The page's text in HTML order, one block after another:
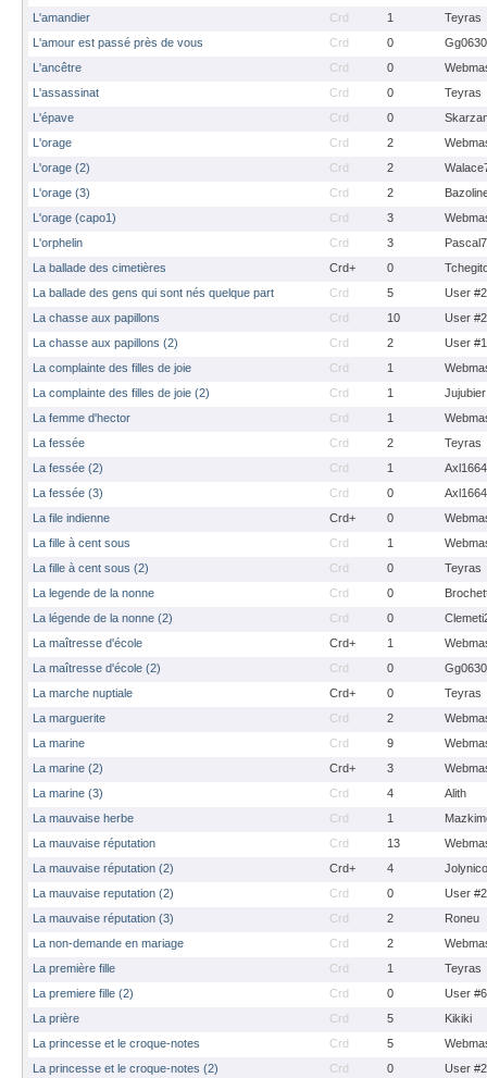
L'amandier
Crd 1
Teyras
L'amour est passé près de vous
Crd 0
L'ancêtre
Crd 0
L'assassinat
Crd 0
Teyras
L'épave
Crd 0
L'orage
Crd 2
L'orage (2)
Crd 2
L'orage (3)
Crd 2
L'orage (capo1)
Crd 3
L'orphelin
Crd 3
La ballade des cimetières
Crd+ 0
La ballade des gens qui sont nés quelque part
Crd 5
User
La chasse aux papillons
Crd 10
User
La chasse aux papillons (2)
Crd 2
User
La complainte des filles de joie
Crd 1
La complainte des filles de joie (2)
Crd 1
Jujubier
La femme d'hector
Crd 1
La fessée
Crd 2
Teyras
La fessée (2)
Crd 1
Axl1664
La fessée (3)
Crd 0
Axl1664
La file indienne
Crd+ 0
La fille à cent sous
Crd 1
La fille à cent sous (2)
Crd 0
Teyras
La legende de la nonne
Crd 0
La légende de la nonne (2)
Crd 0
La maîtresse d'école
Crd+ 1
La maîtresse d'école (2)
Crd 0
La marche nuptiale
Crd+ 0
Teyras
La marguerite
Crd 2
La marine
Crd 9
La marine (2)
Crd+ 3
La marine (3)
Crd 4
Alith
La mauvaise herbe
Crd 1
La mauvaise réputation
Crd 13
La mauvaise réputation (2)
Crd+ 4
Jolynico
La mauvaise reputation (2)
Crd 0
User
La mauvaise réputation (3)
Crd 2
Roneu
La non-demande en mariage
Crd 2
La première fille
Crd 1
Teyras
La premiere fille (2)
Crd 0
User
La prière
Crd 5
Kikiki
La princesse et le croque-notes
Crd 5
La princesse et le croque-notes (2)
Crd 0 User